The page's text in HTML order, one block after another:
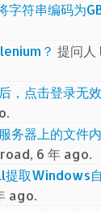
符串编码为
？ 提问人
，点击登录无
务器上的文件
6 年 ago.
取Windows
ago.